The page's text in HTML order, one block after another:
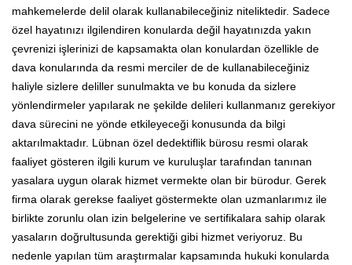
mahkemelerde delil olarak kullanabileceğiniz niteliktedir. Sadece
özel hayatınızı ilgilendiren konularda değil hayatınızda yakın
çevrenizi işlerinizi de kapsamakta olan konulardan özellikle de
dava konularında da resmi merciler de de kullanabileceğiniz
haliyle sizlere deliller sunulmakta ve bu konuda da sizlere
yönlendirmeler yapılarak ne şekilde delileri kullanmanız gerekiyor
dava sürecini ne yönde etkileyeceği konusunda da bilgi
aktarılmaktadır. Lübnan özel dedektiflik bürosu resmi olarak
faaliyet gösteren ilgili kurum ve kuruluşlar tarafından tanınan
yasalara uygun olarak hizmet vermekte olan bir bürodur. Gerek
firma olarak gerekse faaliyet göstermekte olan uzmanlarımız ile
birlikte zorunlu olan izin belgelerine ve sertifikalara sahip olarak
yasaların doğrultusunda gerektiği gibi hizmet veriyoruz. Bu
nedenle yapılan tüm araştırmalar kapsamında hukuki konularda